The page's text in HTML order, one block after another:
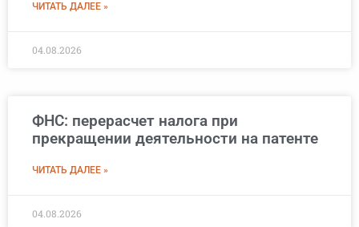
ЧИТАТЬ ДАЛЕЕ »
04.08.2026
ФНС: перерасчет налога при
прекращении деятельности на патенте
ЧИТАТЬ ДАЛЕЕ »
04.08.2026